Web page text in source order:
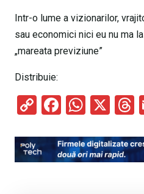
Intr-o lume a vizionarilor,
sau economici nici eu nu ma
„mareata previziune”
Distribuie:
C
py
Li
F
ce
b
W
at
s
X
e
a